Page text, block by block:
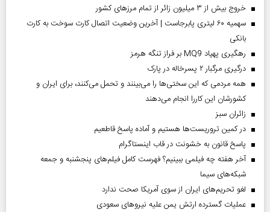
خروج بیش از ۳ میلیون زائر از تمام مرز‌های کشور
سهمیه ۶۰ لیتری پابرجاست | آخرین وضعیت اتصال کارت سوخت به کارت
بانکی
رهگیری پهپاد MQ9 بر فراز تنگه هرمز
درگیری مرگبار ۲ پسرخاله در پارک
همه مردمی که این سختی‌ها را می‌بینند و تحمل می‌کنند، برای ایران و
کشورشان این کاررا انجام می‌دهند
‌زائران سبز
در کمین تروریست‌ها هستیم و آماده پاسخ قاطعیم
پاسخ قانون به خشونت در قاب اینستاگرام
آخر هفته چه فیلمی ببینیم؟ فهرست کامل فیلم‌های پنجشنبه و جمعه
شبکه‌های سیما
لغو تحریم‌های ایران از سوی آمریکا صحت ندارد
عملیات گسترده ارتش یمن علیه نیروهای سعودی